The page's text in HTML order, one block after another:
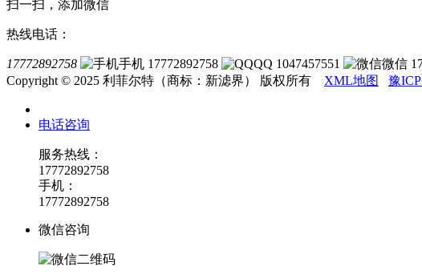
扫一扫，添加微信
热线电话：
17772892758 手机 17772892758 QQ 1047457551 微信
Copyright © 2025 利菲尔特（商标：新滤界） 版权所有 XML地图 豫
电话咨询
服务热线：
17772892758
手机：
17772892758
微信咨询